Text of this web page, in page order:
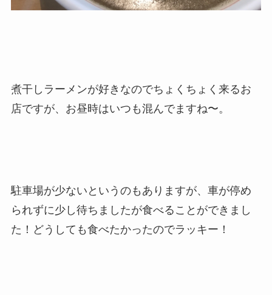
煮干しラーメンが好きなのでちょくちょく来るお
店ですが、お昼時はいつも混んでますね〜。
駐車場が少ないというのもありますが、車が停め
られずに少し待ちましたが食べることができまし
た！どうしても食べたかったのでラッキー！